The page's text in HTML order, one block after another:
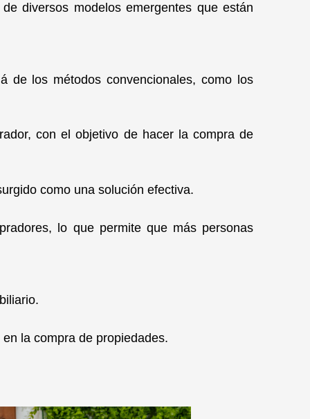
diversos modelos emergentes que están
de los métodos convencionales, como los
con el objetivo de hacer la compra de
como una solución efectiva.
lo que permite que más personas
la compra de propiedades.